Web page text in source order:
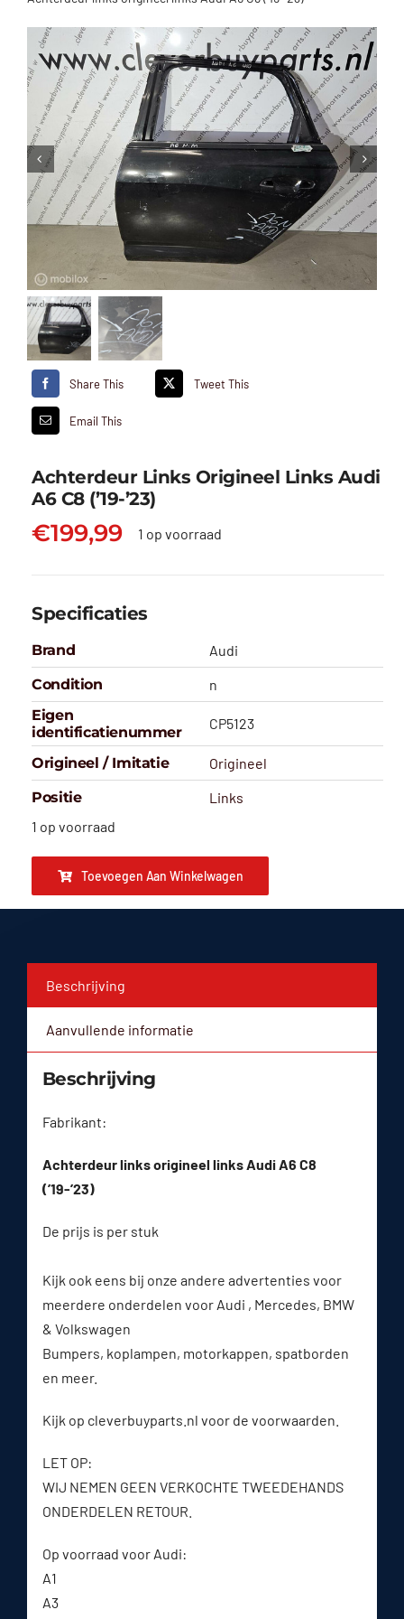
Share This Tweet This
Email This
Achterdeur Links Origineel Links Audi
A6 C8 (’19-’23)
€199,99 1 op voorraad
Specificaties
Brand
Audi
Condition
n
Eigen
identificatienummer
CP5123
Origineel / Imitatie
Origineel
Positie
Links
1 op voorraad
Toevoegen Aan Winkelwagen
Beschrijving
Aanvullende informatie
Beschrijving
Fabrikant:
Achterdeur links origineel links Audi A6 C8
(’19-’23)
De prijs is per stuk
Kijk ook eens bij onze andere advertenties voor
meerdere onderdelen voor Audi , Mercedes, BMW
& Volkswagen
Bumpers, koplampen, motorkappen, spatborden
en meer.
Kijk op cleverbuyparts.nl voor de voorwaarden.
LET OP:
WIJ NEMEN GEEN VERKOCHTE TWEEDEHANDS
ONDERDELEN RETOUR.
Op voorraad voor Audi:
A1
A3